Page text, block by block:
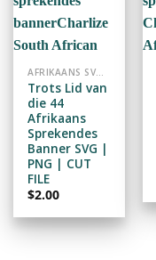
ADD TO
WISHLIST
AFRIKAANS SVG / PNG / CUTFILE
Trots Lid van
die 44
Afrikaans
Sprekendes
Banner SVG |
PNG | CUT
FILE
$2.00